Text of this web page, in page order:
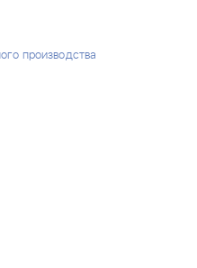
производства